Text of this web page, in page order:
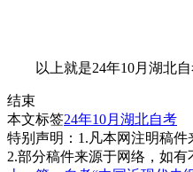
以上就是24年10月湖北自
结束
本文标签24年10月湖北自考
特别声明：1.凡本网注明稿件
2.部分稿件来源于网络，如